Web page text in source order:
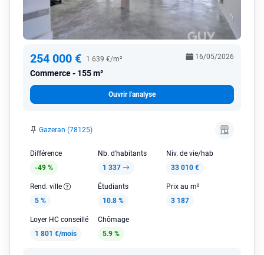
254 000 € 1 639 €/m²
Commerce 155 m²
16/05/2026
Ouvrir l'analyse
Gazeran (78125)
Différence
-49 %
Nb. d'habitants
1 337
Niv. de vie/hab
33 010 €
Rend. ville
5 %
Étudiants
10.8 %
Prix au m²
3 187
Loyer HC conseillé
1 801 €/mois
Chômage
5.9 %